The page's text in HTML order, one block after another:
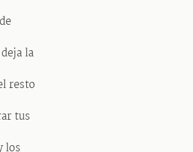
la
resto
tus
los